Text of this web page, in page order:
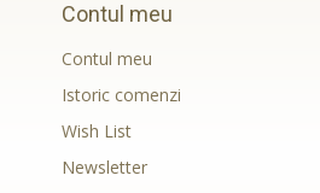
Contul meu
Contul meu
Istoric comenzi
Wish List
Newsletter